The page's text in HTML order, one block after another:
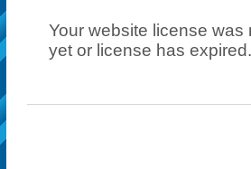
Your website license was
yet or license has expired.